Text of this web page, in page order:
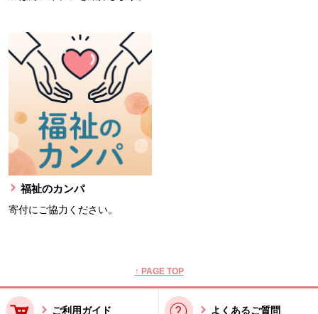
福祉のカンパ
寄付にご協力ください。
↑ PAGE TOP
ご利用ガイド よくあるご質問